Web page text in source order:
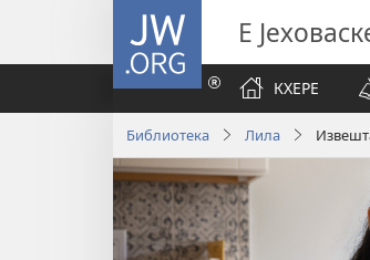
JW.ORG
Е
КХЕРЕ
Библиотека Лила